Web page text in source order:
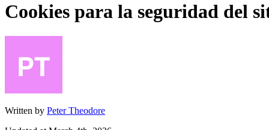
Cookies para la seguridad del
Written by Peter Theodore